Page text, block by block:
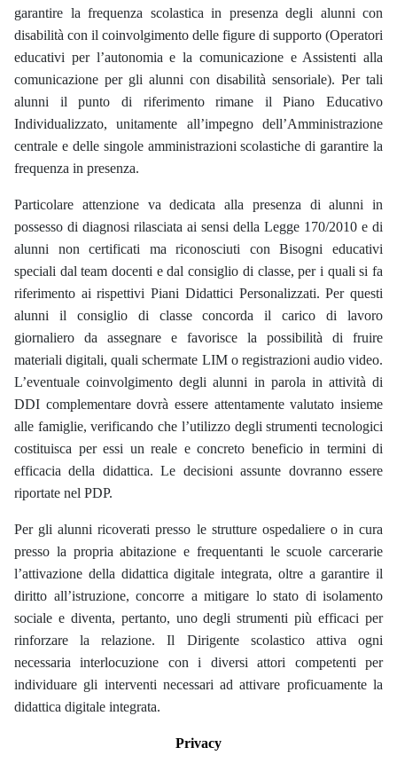
garantire la frequenza scolastica in presenza degli alunni con
disabilità con il coinvolgimento delle figure di supporto (Operatori
educativi per l’autonomia e la comunicazione e Assistenti alla
comunicazione per gli alunni con disabilità sensoriale). Per tali
alunni il punto di riferimento rimane il Piano Educativo
Individualizzato, unitamente all’impegno dell’Amministrazione
centrale e delle singole amministrazioni scolastiche di garantire la
frequenza in presenza.
Particolare attenzione va dedicata alla presenza di alunni in
possesso di diagnosi rilasciata ai sensi della Legge 170/2010 e di
alunni non certificati ma riconosciuti con Bisogni educativi
speciali dal team docenti e dal consiglio di classe, per i quali si fa
riferimento ai rispettivi Piani Didattici Personalizzati. Per questi
alunni il consiglio di classe concorda il carico di lavoro
giornaliero da assegnare e favorisce la possibilità di fruire
materiali digitali, quali schermate LIM o registrazioni audio video.
L’eventuale coinvolgimento degli alunni in parola in attività di
DDI complementare dovrà essere attentamente valutato insieme
alle famiglie, verificando che l’utilizzo degli strumenti tecnologici
costituisca per essi un reale e concreto beneficio in termini di
efficacia della didattica. Le decisioni assunte dovranno essere
riportate nel PDP.
Per gli alunni ricoverati presso le strutture ospedaliere o in cura
presso la propria abitazione e frequentanti le scuole carcerarie
l’attivazione della didattica digitale integrata, oltre a garantire il
diritto all’istruzione, concorre a mitigare lo stato di isolamento
sociale e diventa, pertanto, uno degli strumenti più efficaci per
rinforzare la relazione. Il Dirigente scolastico attiva ogni
necessaria interlocuzione con i diversi attori competenti per
individuare gli interventi necessari ad attivare proficuamente la
didattica digitale integrata.
Privacy